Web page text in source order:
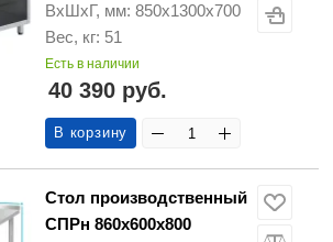
ВхШхГ, мм: 850х1300х700
Вес, кг: 51
Есть в наличии
40 390 руб.
В корзину
Стол производственный
СПРн 860х600х800